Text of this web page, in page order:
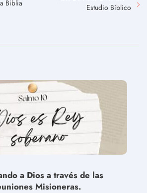
Biblia
Estudio Bíblico
a Dios a través de las
Misioneras.